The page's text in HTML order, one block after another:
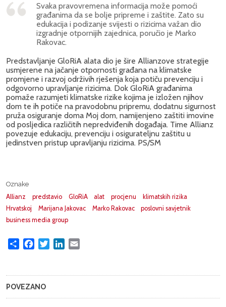
Svaka pravovremena informacija može pomoći
građanima da se bolje pripreme i zaštite. Zato su
edukacija i podizanje svijesti o rizicima važan dio
izgradnje otpornijih zajednica, poručio je Marko
Rakovac.
Predstavljanje GloRiA alata dio je šire Allianzove strategije
usmjerene na jačanje otpornosti građana na klimatske
promjene i razvoj održivih rješenja koja potiču prevenciju i
odgovorno upravljanje rizicima. Dok GloRiA građanima
pomaže razumjeti klimatske rizike kojima je izložen njihov
dom te ih potiče na pravodobnu pripremu, dodatnu sigurnost
pruža osiguranje doma Moj dom, namijenjeno zaštiti imovine
od posljedica različitih nepredviđenih događaja. Time Allianz
povezuje edukaciju, prevenciju i osigurateljnu zaštitu u
jedinstven pristup upravljanju rizicima. PS/SM
Oznake
Allianz
predstavio GloRiA alat procjenu
klimatskih rizika
Hrvatskoj
Marijana Jakovac Marko Rakovac
poslovni savjetnik
business media group
Share FacebookTwitterLinkedIn
POVEZANO